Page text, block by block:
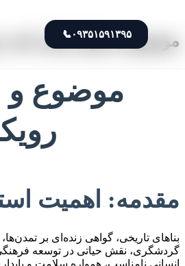
۰۹۳۵۱۵۹۱۳۹۵📞
موضوع و عنوان پایان
موضوع و
مقدمه: اهمیت
بناهای تاریخی، گواهی زنده‌ای بر
گردشگری، نقش حیاتی در توسعه
انسانی نامناسب، همواره سلامت و